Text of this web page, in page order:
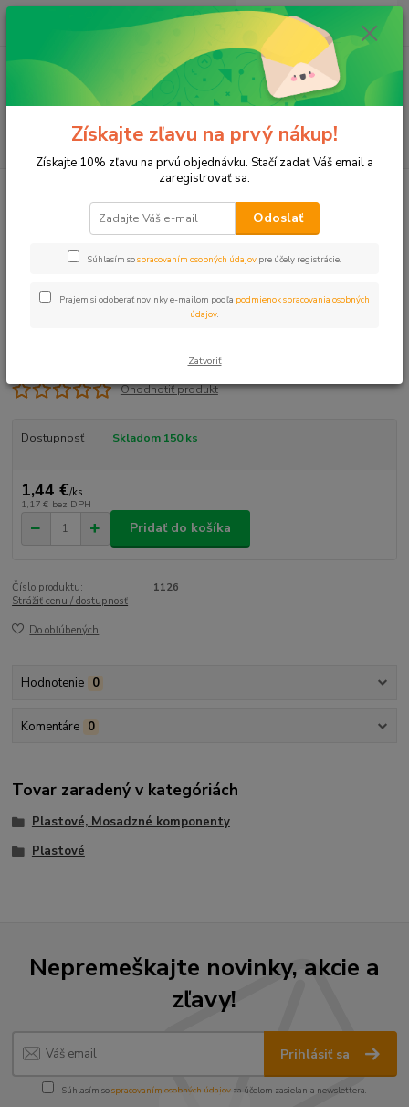
Menu
(Po-Pia, 8-17 hod.)
ks
za0 €
Plastové, Mosadzné komponenty
Vsuvka 2"x 2" VOZ
Ohodnotiť produkt
Dostupnosť Skladom 150 ks
1,44 €/ks
1,17 € bez DPH
Pridať do košíka
Číslo produktu:
1126
Strážiť cenu / dostupnosť
Do obľúbených
Hodnotenie 0
Komentáre 0
Tovar zaradený v kategóriách
Plastové, Mosadzné komponenty
Plastové
Nepremeškajte novinky, akcie a
zľavy!
Prihlásiť sa
Súhlasím sospracovaním osobných údajov za účelom zasielania newslettera.
Získajte zľavu na prvý nákup!
Získajte 10% zľavu na prvú objednávku. Stačí zadať Váš email a
zaregistrovať sa.
Odoslať
Súhlasím sospracovaním osobných údajov pre účely registrácie.
Prajem si odoberať novinky e-mailom podľa podmienok spracovania osobných
údajov
Zatvoriť